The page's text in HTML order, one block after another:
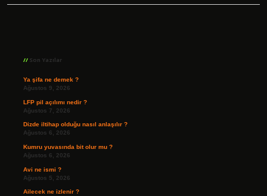
Son Yazılar
Ya şifa ne demek ?
Ağustos 9, 2026
LFP pil açılımı nedir ?
Ağustos 7, 2026
Dizde iltihap olduğu nasıl anlaşılır ?
Ağustos 6, 2026
Kumru yuvasında bit olur mu ?
Ağustos 6, 2026
Avi ne ismi ?
Ağustos 5, 2026
Ailecek ne izlenir ?